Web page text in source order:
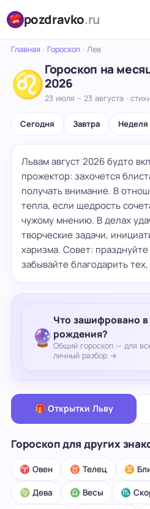
pozdravko.ru
Главная · Гороскоп · Лев
♌Гороскоп на
2026
23 июля – 23 августа ·
Сегодня Завтра Неделя
Львам август 2026 будто
прожектор: захочется
получать внимание. В
тепла, если щедрость
чужому мнению. В делах
творческие задачи,
харизма. Совет:
забывайте благодарить
🔮
Что зашифровано в
рождения?
Общий гороскоп — для
личный разбор →
🎁 Открытки Льву
Гороскоп для других
♈ Овен ♉ Телец ♊
♍ Дева ♎ Весы ♏